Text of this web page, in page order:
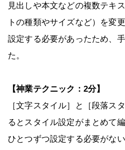
見出しや本文などの複数テキ
トの種類やサイズなど）を変
設定する必要があったため、
た。
【神業テクニック：2分】
［文字スタイル］と［段落ス
るとスタイル設定がまとめて
ひとつずつ設定する必要がな